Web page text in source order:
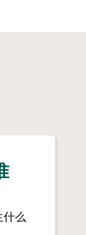
么